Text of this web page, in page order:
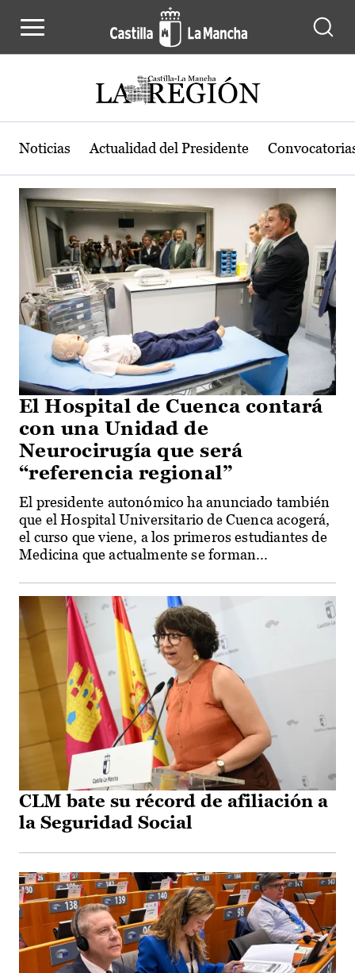
Actualidad de la región de Castilla-
Noticias Actualidad del Presidente
El Hospital de Cuenca contará
con una Unidad de
Neurocirugía que será
“referencia regional”
El presidente autonómico ha anunciado también
que el Hospital Universitario de Cuenca acogerá,
el curso que viene, a los primeros estudiantes de
Medicina que actualmente se forman...
CLM bate su récord de afiliación a
la Seguridad Social